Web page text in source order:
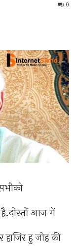
0
आज में
हु जोह की